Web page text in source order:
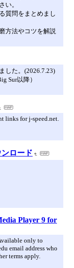
い。
質問をまとめまし
方法やコツを解説
した。(2026.7.23)
Sur以降）
links for j-speed.net.
ロード
Player 9 for
only to
email address who
terms apply.